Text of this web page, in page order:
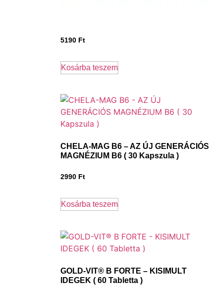
5190 Ft
Kosárba teszem
CHELA-MAG B6 – AZ ÚJ GENERÁCIÓS
MAGNÉZIUM B6 ( 30 Kapszula )
2990 Ft
Kosárba teszem
GOLD-VIT® B FORTE – KISIMULT
IDEGEK ( 60 Tabletta )